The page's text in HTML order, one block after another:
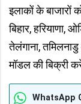
इलाकों के बाजारों
बिहार, हरियाणा,
तेलंगाना,
मॉडल की बिक्री
WhatsApp